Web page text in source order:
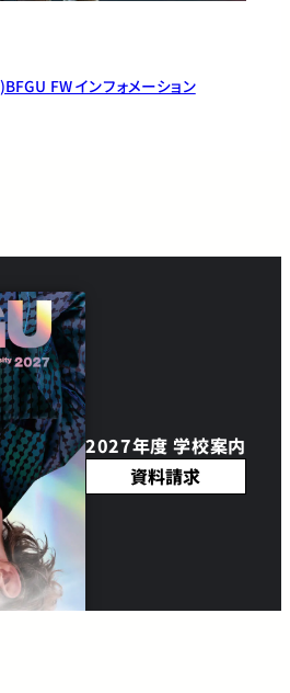
FW インフォメーション
2027年度 学校案内
資料請求